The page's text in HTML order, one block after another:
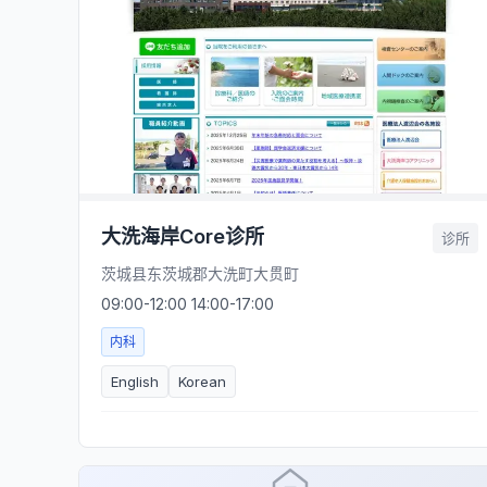
大洗海岸Core诊所 诊所
茨城县东茨城郡大洗町大贯町
09:00-12:00 14:00-17:00
内科
English Korean